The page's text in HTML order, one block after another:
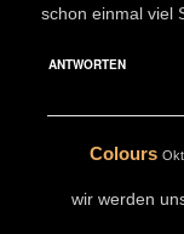
schon einmal viel
ANTWORTEN
Colours
wir werden